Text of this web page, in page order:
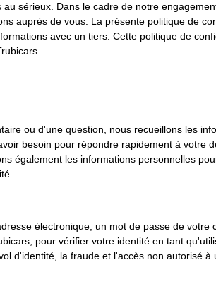
sérieux. Dans le cadre de notre
auprès de vous. La présente politique de
avec un tiers. Cette politique de
ou d'une question, nous recueillons les
besoin pour répondre rapidement à
également les informations personnelles
électronique, un mot de passe de
pour vérifier votre identité en tant
d'identité, la fraude et l'accès non autorisé à